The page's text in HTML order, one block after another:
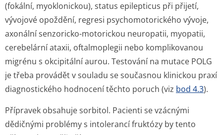
(fokální, myoklonickou), status epilepticus při přijetí,
vývojové opoždění, regresi psychomotorického vývoje,
axonální senzoricko-motorickou neuropatii, myopatii,
cerebelární ataxii, oftalmoplegii nebo komplikovanou
migrénu s okcipitální aurou. Testování na mutace POLG
je třeba provádět v souladu se současnou klinickou praxí
diagnostického hodnocení těchto poruch (viz bod 4.3).
Přípravek obsahuje sorbitol. Pacienti se vzácnými
dědičnými problémy s intolerancí fruktózy by tento